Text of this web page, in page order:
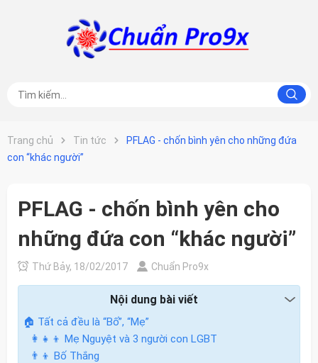
Trang chủ Tin tức
PFLAG - chốn bình yên cho những đứa
con “khác người”
PFLAG - chốn bình yên cho
những đứa con “khác người”
Thứ Bảy, 18/02/2017 Chuẩn Pro9x
Nội dung bài viết
🏠 Tất cả đều là “Bố”, “Mẹ”
👩‍👧‍👦 Mẹ Nguyệt và 3 người con LGBT
👨‍👦 Bố Thắng